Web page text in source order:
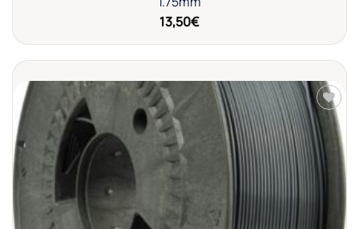
13,50€
Añadir
a la
lista de
deseos